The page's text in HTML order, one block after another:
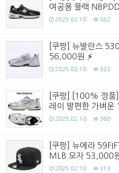
여공용 블랙
2025.02.10 382
[쿠팡] 뉴발란스
56,000원
2025.02.10 322
[쿠팡] [100% 정품
레이 발편한 가벼
2025.02.10 360
[쿠팡] 뉴에라
MLB 모자 53,000
2025.02.10 313